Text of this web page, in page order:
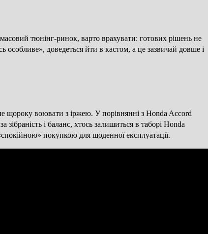
тюнінг-ринок, варто врахувати: готових рішень не
особливе», доведеться йти в кастом, а це зазвичай довше і
щороку воювати з іржею. У порівнянні з Honda Accord
і баланс, хтось залишиться в таборі Honda
покупкою для щоденної експлуатації.